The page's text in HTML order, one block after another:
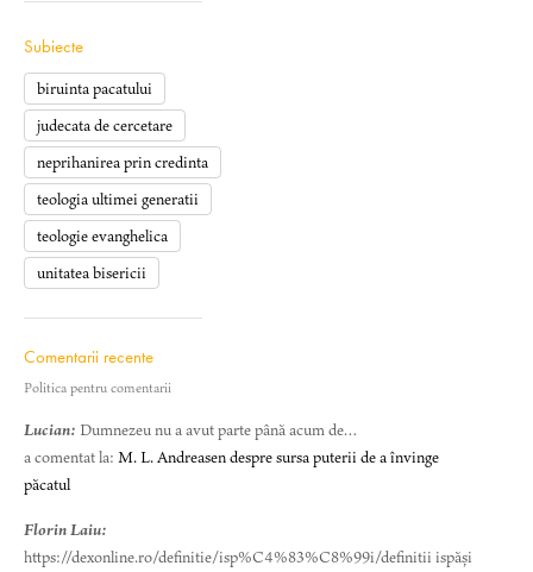
Subiecte
biruinta pacatului
judecata de cercetare
neprihanirea prin credinta
teologia ultimei generatii
teologie evanghelica
unitatea bisericii
Comentarii recente
Politica pentru comentarii
Lucian: Dumnezeu nu a avut parte până acum de…
a comentat la: M. L. Andreasen despre sursa puterii de a învinge
păcatul
Florin Laiu:
https://dexonline.ro/definitie/isp%C4%83%C8%99i/definitii ispăși